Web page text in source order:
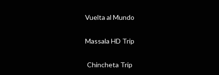
Vuelta al Mundo
Massala HD Trip
Chincheta Trip